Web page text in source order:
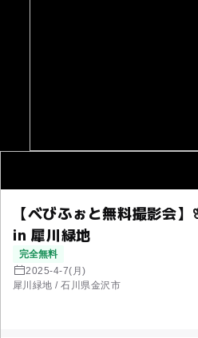
【べびふぉと無料撮影会
in 犀川緑地
完全無料
2025-4-7(月)
犀川緑地 / 石川県金沢市